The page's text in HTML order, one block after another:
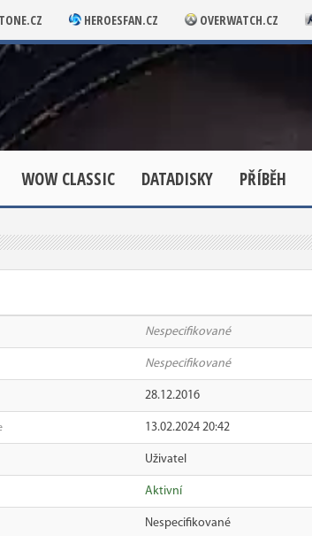
HEROESFAN.CZ OVERWATCH.CZ
WOW CLASSIC DATADISKY PŘÍBĚH
Nespecifikované
Nespecifikované
28.12.2016
13.02.2024 20:42
Uživatel
Aktivní
Nespecifikované